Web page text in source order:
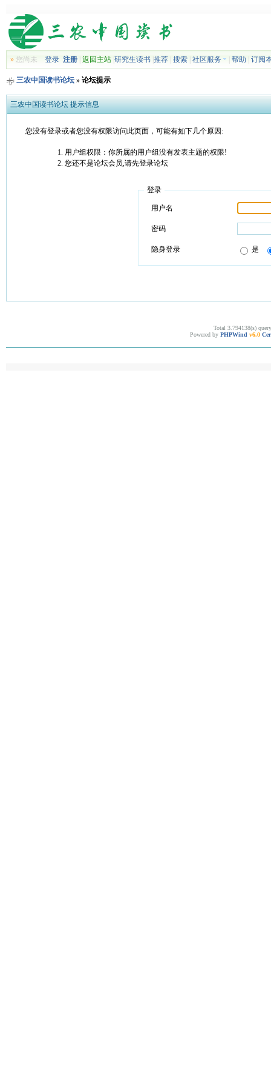
»您尚未 登录 注册| 返回主站| 研究生读书| 推荐| 搜索| 社区服务 帮助 订阅
三农中国读书论坛» 论坛提示
三农中国读书论坛 提示信息
您没有登录或者您没有权限访问此页面，可能有如下几个原因:
用户组权限：你所属的用户组没有发表主题的权限!
您还不是论坛会员,请先登录论坛
登录
用户名
密码
隐身登录 是
Total 3.794138(s)
Powered by PHPWind v6.0